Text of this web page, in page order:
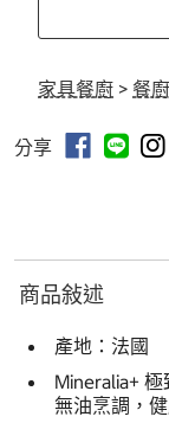
家具餐廚 > 餐
分享
商品敍述
產地：法國
Mineralia+
無油烹調，